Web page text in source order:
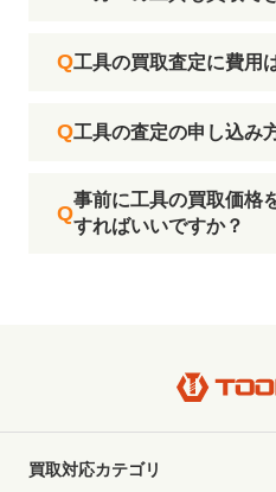
工具の買取査定に費用
工具の査定の申し込み
事前に工具の買取価格
すればいいですか？
買取対応カテゴリ